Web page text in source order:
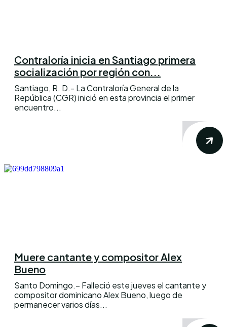
Contraloría inicia en Santiago primera
socialización por región con...
Santiago, R. D.- La Contraloría General de la
República (CGR) inició en esta provincia el primer
encuentro...
Muere cantante y compositor Alex
Bueno
Santo Domingo.– Falleció este jueves el cantante y
compositor dominicano Alex Bueno, luego de
permanecer varios días...